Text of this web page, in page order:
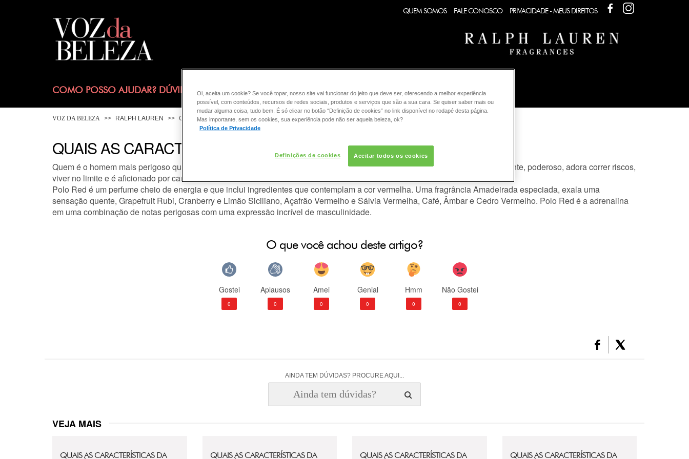
QUEM SOMOS FALE CONOSCO PRIVACIDADE - MEUS DIREITOS
FACEBOOK
COMO POSSO AJUDAR? DÚVIDAS SOBRE: FRAGRÂNCIA CONSULTORIA DE PRODUTOS RALPH LAUREN
VOZ DA BELEZA RALPH LAUREN CONSULTORIA DE PRODUTOS RALPH LAUREN
QUAIS AS CARACTERÍSTICAS DA FRAGRÂNCIA POLO RED EDT?
Quem é o homem mais perigoso que você conhece? Ele é, com certeza, o homem Polo Red. Esse homem é sedutor, apaixonante, poderoso, adora correr riscos,
viver no limite e é aficionado por carros.
Polo Red é um perfume cheio de energia e que inclui ingredientes que contemplam a cor vermelha. Uma fragrância Amadeirada especiada, exala uma
sensação quente, Grapefruit Rubi, Cranberry e Limão Siciliano, Açafrão Vermelho e Sálvia Vermelha, Café, Âmbar e Cedro Vermelho. Polo Red é a adrenalina
em uma combinação de notas perigosas com uma expressão incrível de masculinidade.
O que você achou deste artigo?
Gostei
0
Aplausos
0
Amei
0
Genial
0
Hmm
0
Não Gostei
0
AINDA TEM DÚVIDAS? PROCURE AQUI...
VEJA MAIS
QUAIS AS CARACTERÍSTICAS DA
QUAIS AS CARACTERÍSTICAS DA
QUAIS AS CARACTERÍSTICAS DA
QUAIS AS CARACTERÍSTICAS DA
Oi, aceita um cookie? Se você topar, nosso site vai funcionar do jeito que deve ser, oferecendo a melhor experiência
possível, com conteúdos, recursos de redes sociais, produtos e serviços que são a sua cara. Se quiser saber mais ou
mudar alguma coisa, tudo bem. É só clicar no botão “Definição de cookies” no link disponível no rodapé desta página.
Mas importante, sem os cookies, sua experiência pode não ser aquela beleza, ok?
Política de Privacidade
Definições de cookies Aceitar todos os cookies